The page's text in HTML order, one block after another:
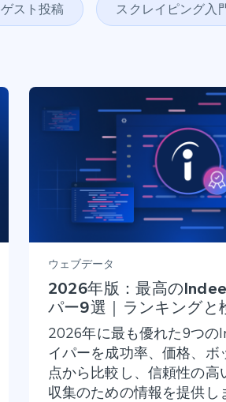
ゲスト投稿 スクレイピング入
ウェブデータ
2026年版：最高の
パー9選｜ランキングと
2026年に最も優れた9つの
イパーを成功率、価格、ボ
点から比較し、信頼性の高
収集のための情報を提供し